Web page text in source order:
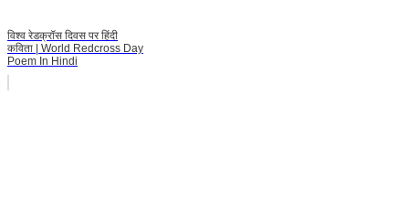
विश्व रेडक्रॉस दिवस पर हिंदी
कविता | World Redcross Day
Poem In Hindi